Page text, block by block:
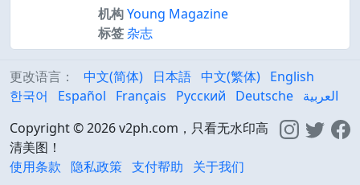
机构Young Magazine
标签杂志
更改语言： 中文(简体) 日本語 中文(繁体) English
한국어
Español Français Русский Deutsche العربية
Copyright © 2026 v2ph.com，只看无水印高
清美图！
使用条款 隐私政策 支付帮助 关于我们